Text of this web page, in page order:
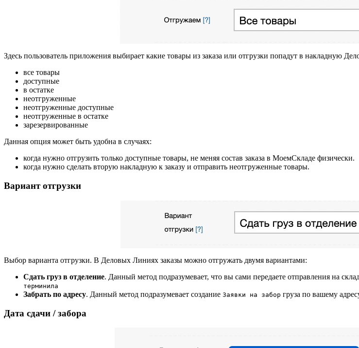
Здесь пользователь приложения выбирает какие товары из заказа или отгрузки попадут в накладную
все товары
доступные
в остатке
неотгруженные
неотгруженные доступные
неотгруженные в остатке
зарезервированные
Данная опция может быть удобна в случаях:
когда нужно отгрузить только доступные товары, не меняя состав заказа в МоемСкладе физически.
когда нужно сделать вторую накладную к заказу и отправить неотгруженные товары.
Вариант отгрузки
Выбор варианта отгрузки. В Деловых Линиях заказы можно отгружать двумя вариантами:
Сдать груз в отделение. Данный метод подразумевает, что вы сами передаете отправления на
терминила
Забрать по адресу. Данный метод подразумевает создание Заявки на забор груза по вашему
Дата сдачи / забора